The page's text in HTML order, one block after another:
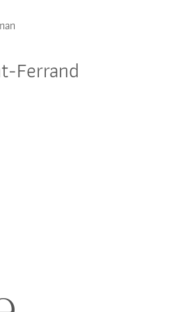
Ferrand